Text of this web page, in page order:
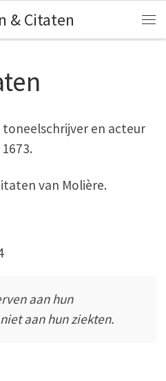
& Citaten
toneelschrijver en acteur
van Molière.
aan hun
aan hun ziekten.